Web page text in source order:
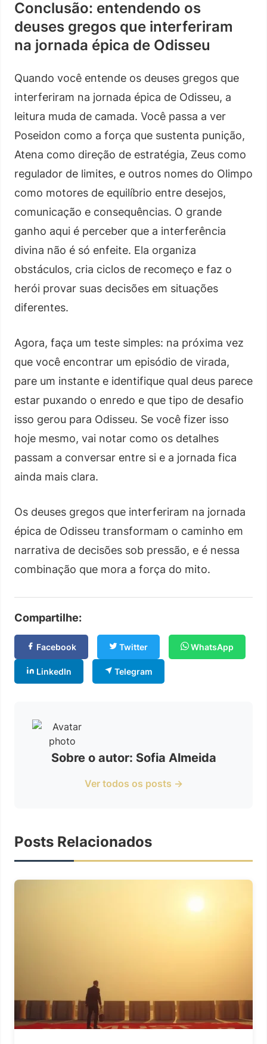
Conclusão: entendendo os
deuses gregos que interferiram
na jornada épica de Odisseu
Quando você entende os deuses gregos que
interferiram na jornada épica de Odisseu, a
leitura muda de camada. Você passa a ver
Poseidon como a força que sustenta punição,
Atena como direção de estratégia, Zeus como
regulador de limites, e outros nomes do Olimpo
como motores de equilíbrio entre desejos,
comunicação e consequências. O grande
ganho aqui é perceber que a interferência
divina não é só enfeite. Ela organiza
obstáculos, cria ciclos de recomeço e faz o
herói provar suas decisões em situações
diferentes.
Agora, faça um teste simples: na próxima vez
que você encontrar um episódio de virada,
pare um instante e identifique qual deus parece
estar puxando o enredo e que tipo de desafio
isso gerou para Odisseu. Se você fizer isso
hoje mesmo, vai notar como os detalhes
passam a conversar entre si e a jornada fica
ainda mais clara.
Os deuses gregos que interferiram na jornada
épica de Odisseu transformam o caminho em
narrativa de decisões sob pressão, e é nessa
combinação que mora a força do mito.
Compartilhe:
Facebook Twitter WhatsApp
LinkedIn Telegram
Sobre o autor: Sofia Almeida
Ver todos os posts →
Posts Relacionados